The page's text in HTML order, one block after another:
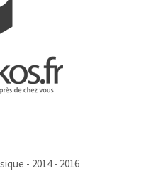
- 2014 - 2016